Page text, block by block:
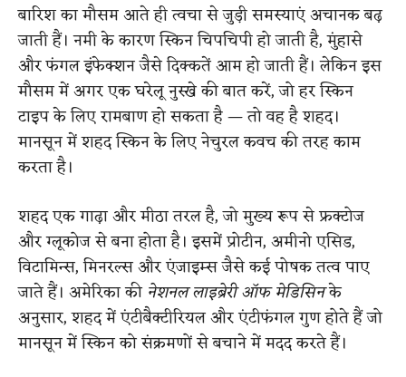
बारिश का मौसम आते ही त्वचा से जुड़ी समस्याएं अचानक बढ़
जाती हैं। नमी के कारण स्किन चिपचिपी हो जाती है, मुंहासे
और फंगल इंफेक्शन जैसे दिक्कतें आम हो जाती हैं। लेकिन इस
मौसम में अगर एक घरेलू नुस्खे की बात करें, जो हर स्किन
टाइप के लिए रामबाण हो सकता है — तो वह है शहद।
मानसून में शहद स्किन के लिए नेचुरल कवच की तरह काम
करता है।
शहद एक गाढ़ा और मीठा तरल है, जो मुख्य रूप से फ्रक्टोज
और ग्लूकोज से बना होता है। इसमें प्रोटीन, अमीनो एसिड,
विटामिन्स, मिनरल्स और एंजाइम्स जैसे कई पोषक तत्व पाए
जाते हैं। अमेरिका कीनेशनल लाइब्रेरी ऑफ मेडिसिनके
अनुसार, शहद में एंटीबैक्टीरियल और एंटीफंगल गुण होते हैं जो
मानसून में स्किन को संक्रमणों से बचाने में मदद करते हैं।